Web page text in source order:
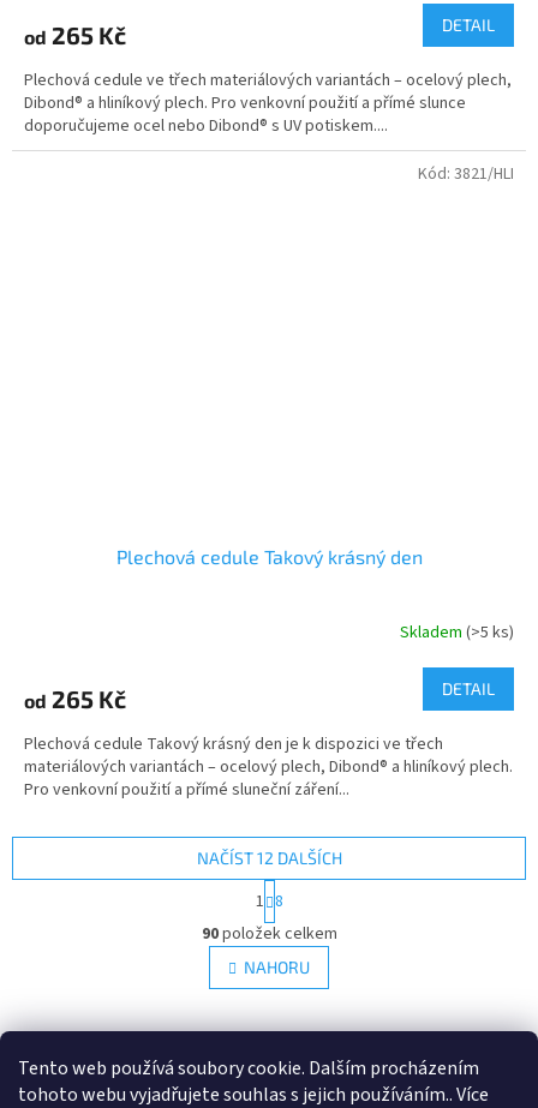
Tento web používá soubory cookie. Dalším procházením
tohoto webu vyjadřujete souhlas s jejich používáním.. Více
od 265 Kč DETAIL
Plechová cedule ve třech materiálových variantách – ocelový plech,
Dibond® a hliníkový plech. Pro venkovní použití a přímé slunce
doporučujeme ocel nebo Dibond® s UV potiskem....
Plechová cedule Takový krásný den
Skladem (>5 ks)
od 265 Kč DETAIL
Plechová cedule Takový krásný den je k dispozici ve třech
materiálových variantách – ocelový plech, Dibond® a hliníkový plech.
Pro venkovní použití a přímé sluneční záření...
Kód: 3821/HLI
O
v
l
á
a
c
í
NAČÍST 12 DALŠÍCH
S
t
r
á
n
k
v
n
í
1 8
90položek celkem
NAHORU
Z
Retro-Darky.cz Krowki.cz